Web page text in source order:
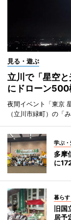
見る・遊ぶ
立川で「星空
にドローン500
夜間イベント「東京
（立川市緑町）の「
学ぶ・
多摩
に
暮らす
旧
居予